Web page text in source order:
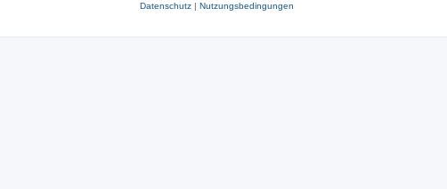
Datenschutz| Nutzungsbedingungen